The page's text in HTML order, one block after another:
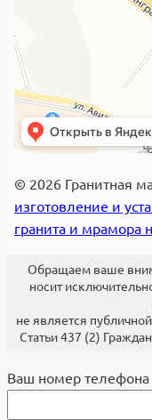
© 2026 Гранитная
изготовление и
гранита и мрамора
Обращаем ваше
носит
не является
Статьи 437 (2)
Ваш номер телефона